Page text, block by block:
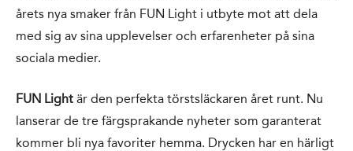
årets nya smaker från FUN Light i utbyte mot att dela
med sig av sina upplevelser och erfarenheter på sina
sociala medier.
FUN Light är den perfekta törstsläckaren året runt. Nu
lanserar de tre färgsprakande nyheter som garanterat
kommer bli nya favoriter hemma. Drycken har en härligt